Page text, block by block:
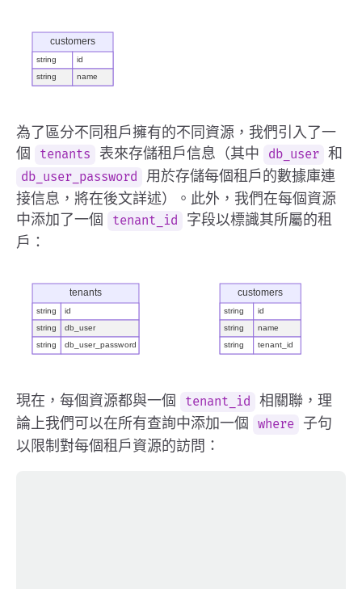
為了區分不同租戶擁有的不同資源，我們引入了一
個
tenants 表來存儲租戶信息（其中 db_user 和
db_user_password
用於存儲每個租戶的數據庫連
接信息，將在後文詳述）。此外，我們在每個資源
中添加了一個
tenant_id
字段以標識其所屬的租
戶：
現在，每個資源都與一個 tenant_id
相關聯，理
論上我們可以在所有查詢中添加一個
where
子句
以限制對每個租戶資源的訪問：